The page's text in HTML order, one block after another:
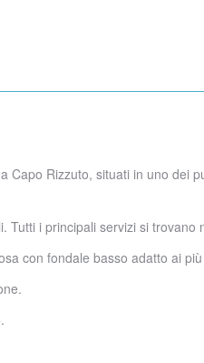
Rizzuto, situati in uno dei
i principali servizi si trovano
con fondale basso adatto ai